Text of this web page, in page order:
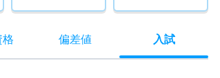
格 偏差値 入試